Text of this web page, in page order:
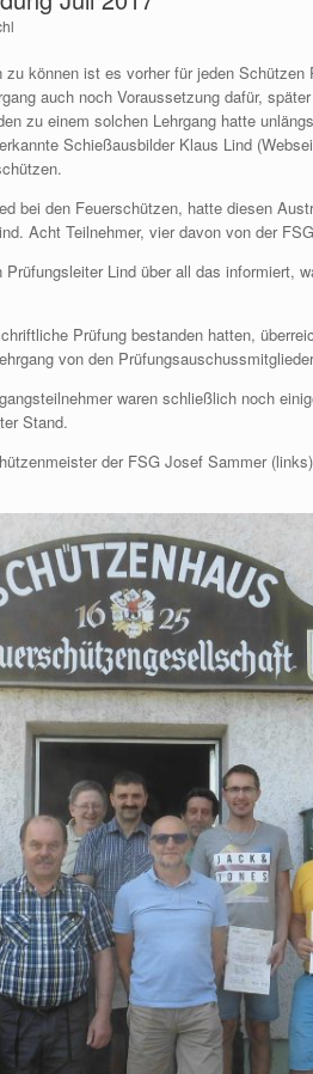
zu können ist es vorher für jeden
auch noch Voraussetzung dafür,
zu einem solchen Lehrgang hatte
Schießausbilder Klaus Lind
bei den Feuerschützen, hatte diesen
Acht Teilnehmer, vier davon von der
Prüfungsleiter Lind über all das informiert,
Prüfung bestanden hatten,
von den
waren schließlich noch
Stand.
der FSG Josef Sammer